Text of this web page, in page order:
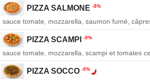
PIZZA SALMONE -5%
sauce tomate, mozzarella, saumon fumé,
PIZZA SCAMPI -5%
sauce tomate, mozzarella, scampi et tomates
PIZZA SOCCO -5%